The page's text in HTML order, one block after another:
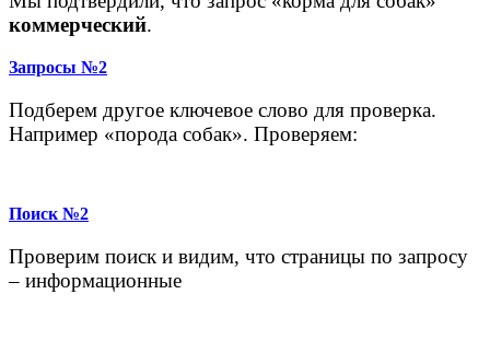
коммерческий.
Запросы №2
Подберем другое ключевое слово для проверка.
Например «порода собак». Проверяем:
Поиск №2
Проверим поиск и видим, что страницы по запросу
– информационные